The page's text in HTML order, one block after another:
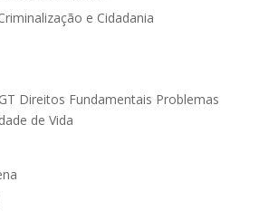
e Cidadania
Direitos Fundamentais Problemas
de Vida